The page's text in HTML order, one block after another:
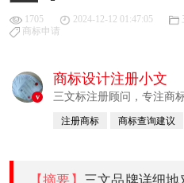
1705 2024-12-12 01:47:05
商标申请
v
商标设计注册小文
三文标注册顾问，专注商
注册商标 商标查询建议